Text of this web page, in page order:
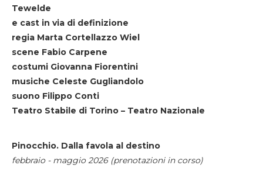
Tewelde
e cast in via di definizione
regia Marta Cortellazzo Wiel
scene Fabio Carpene
costumi Giovanna Fiorentini
musiche Celeste Gugliandolo
suono Filippo Conti
Teatro Stabile di Torino – Teatro Nazionale
Pinocchio. Dalla favola al destino
febbraio - maggio 2026 (prenotazioni in corso)